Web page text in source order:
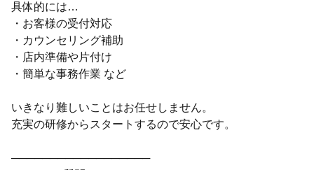
具体的には…
・お客様の受付対応
・カウンセリング補助
・店内準備や片付け
・簡単な事務作業 など
いきなり難しいことはお任せしません。
充実の研修からスタートするので安心です。
──────────────────